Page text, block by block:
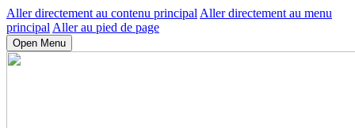
Aller directement au contenu principal Aller directement au menu
principal Aller au pied de page
Open Menu